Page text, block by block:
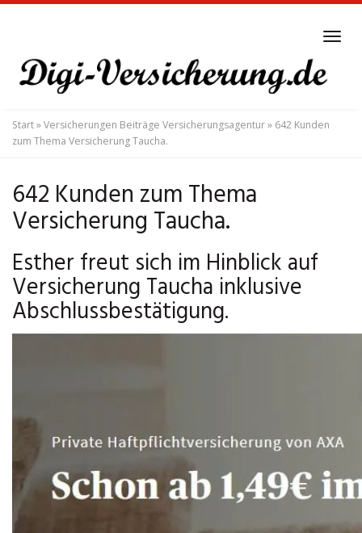
main
content
Start»Versicherungen Beiträge Versicherungsagentur» 642 Kunden
zum Thema Versicherung Taucha.
642 Kunden zum Thema
Versicherung Taucha.
Esther freut sich im Hinblick auf
Versicherung Taucha inklusive
Abschlussbestätigung.